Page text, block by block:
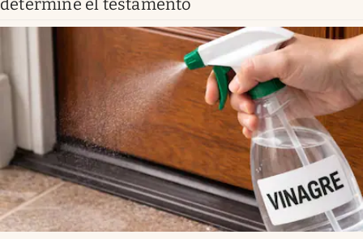
determine el testamento